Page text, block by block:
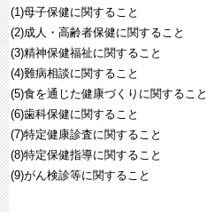
(1)母子保健に関すること
(2)成人・高齢者保健に関すること
(3)精神保健福祉に関すること
(4)難病相談に関すること
(5)食を通じた健康づくりに関すること
(6)歯科保健に関すること
(7)特定健康診査に関すること
(8)特定保健指導に関すること
(9)がん検診等に関すること